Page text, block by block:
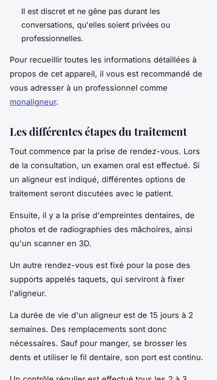
Il est discret et ne gêne pas durant les
conversations, qu'elles soient privées ou
professionnelles.
Pour recueillir toutes les informations détaillées à
propos de cet appareil, il vous est recommandé de
vous adresser à un professionnel comme
monaligneur.
Les différentes étapes du traitement
Tout commence par la prise de rendez-vous. Lors
de la consultation, un examen oral est effectué. Si
un aligneur est indiqué, différentes options de
traitement seront discutées avec le patient.
Ensuite, il y a la prise d'empreintes dentaires, de
photos et de radiographies des mâchoires, ainsi
qu'un scanner en 3D.
Un autre rendez-vous est fixé pour la pose des
supports appelés taquets, qui serviront à fixer
l'aligneur.
La durée de vie d'un aligneur est de 15 jours à 2
semaines. Des remplacements sont donc
nécessaires. Sauf pour manger, se brosser les
dents et utiliser le fil dentaire, son port est continu.